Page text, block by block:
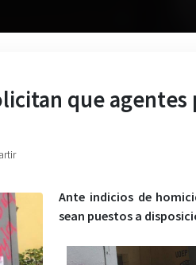
que agentes
Ante indicios de
sean puestos a